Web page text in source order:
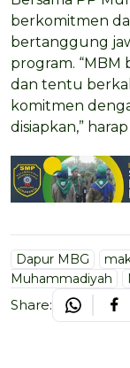
berkomitmen
bertanggung
program. “MBM
dan tentu
komitmen
disiapkan,”
Dapur MBG
Muhammadiyah
Share: